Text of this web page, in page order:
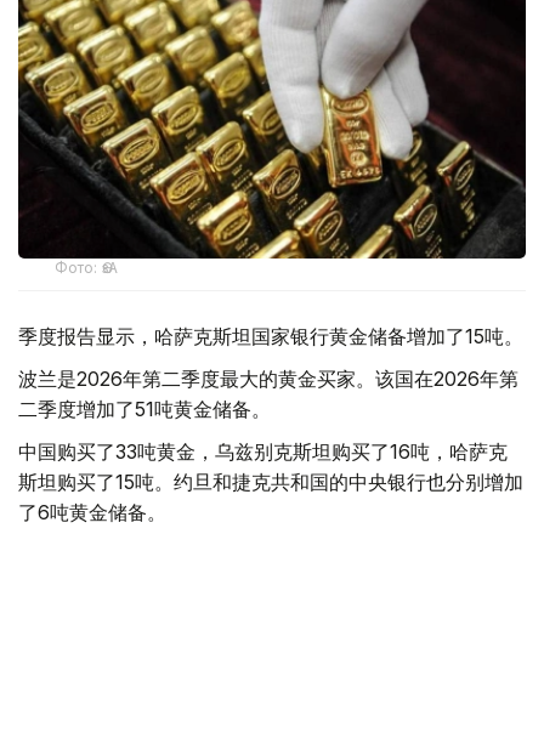
Фото: ӨзА
季度报告显示，哈萨克斯坦国家银行黄金储备增加了15吨。
波兰是2026年第二季度最大的黄金买家。该国在2026年第
二季度增加了51吨黄金储备。
中国购买了33吨黄金，乌兹别克斯坦购买了16吨，哈萨克
斯坦购买了15吨。约旦和捷克共和国的中央银行也分别增加
了6吨黄金储备。